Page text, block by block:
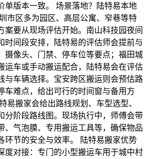
单版本一致。 场景落地？陆特易本地
市区多为园区、高层公寓、窄巷等特
案要从现场评估开始。南山科技园夜间
时间段安排，陆特易的评估师会提前与
摄像头、门禁、停车位等要点；福田城
运车或手动搬运配合，陆特易会在评估
与车辆选择。宝安跨区搬运则会预估路
车难点，给出可行的时间窗与备用方
易搬家会给出路线规划、车型选型、
分阶段路线图。现场执行中，师傅会带
、气泡膜、专用搬运工具等，确保物品
环节的安全与效率。 陆特易搬家优势
度对接：专门的小型搬运车用于城中村